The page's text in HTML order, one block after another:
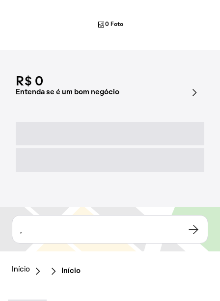
R$ 0
Entenda se é um bom negócio
0 Foto
,
Início Início